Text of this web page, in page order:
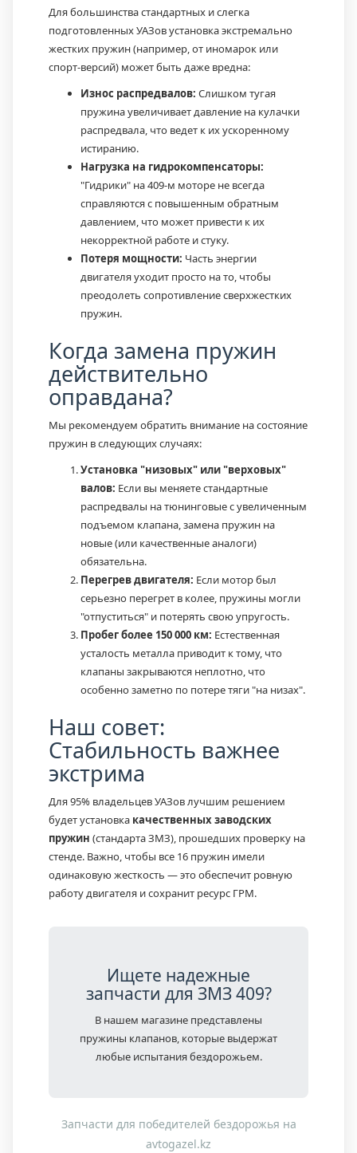
Для большинства стандартных и слегка
подготовленных УАЗов установка экстремально
жестких пружин (например, от иномарок или
спорт-версий) может быть даже вредна:
Износ распредвалов: Слишком тугая
пружина увеличивает давление на кулачки
распредвала, что ведет к их ускоренному
истиранию.
Нагрузка на гидрокомпенсаторы:
"Гидрики" на 409-м моторе не всегда
справляются с повышенным обратным
давлением, что может привести к их
некорректной работе и стуку.
Потеря мощности: Часть энергии
двигателя уходит просто на то, чтобы
преодолеть сопротивление сверхжестких
пружин.
Когда замена пружин
действительно
оправдана?
Мы рекомендуем обратить внимание на состояние
пружин в следующих случаях:
Установка "низовых" или "верховых"
валов: Если вы меняете стандартные
распредвалы на тюнинговые с увеличенным
подъемом клапана, замена пружин на
новые (или качественные аналоги)
обязательна.
Перегрев двигателя: Если мотор был
серьезно перегрет в колее, пружины могли
"отпуститься" и потерять свою упругость.
Пробег более 150 000 км: Естественная
усталость металла приводит к тому, что
клапаны закрываются неплотно, что
особенно заметно по потере тяги "на низах".
Наш совет:
Стабильность важнее
экстрима
Для 95% владельцев УАЗов лучшим решением
будет установка качественных заводских
пружин (стандарта ЗМЗ), прошедших проверку на
стенде. Важно, чтобы все 16 пружин имели
одинаковую жесткость — это обеспечит ровную
работу двигателя и сохранит ресурс ГРМ.
Ищете надежные
запчасти для ЗМЗ 409?
В нашем магазине представлены
пружины клапанов, которые выдержат
любые испытания бездорожьем.
Запчасти для победителей бездорожья на
avtogazel.kz